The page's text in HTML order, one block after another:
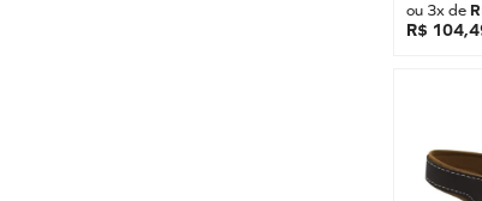
ou 3x de
R$